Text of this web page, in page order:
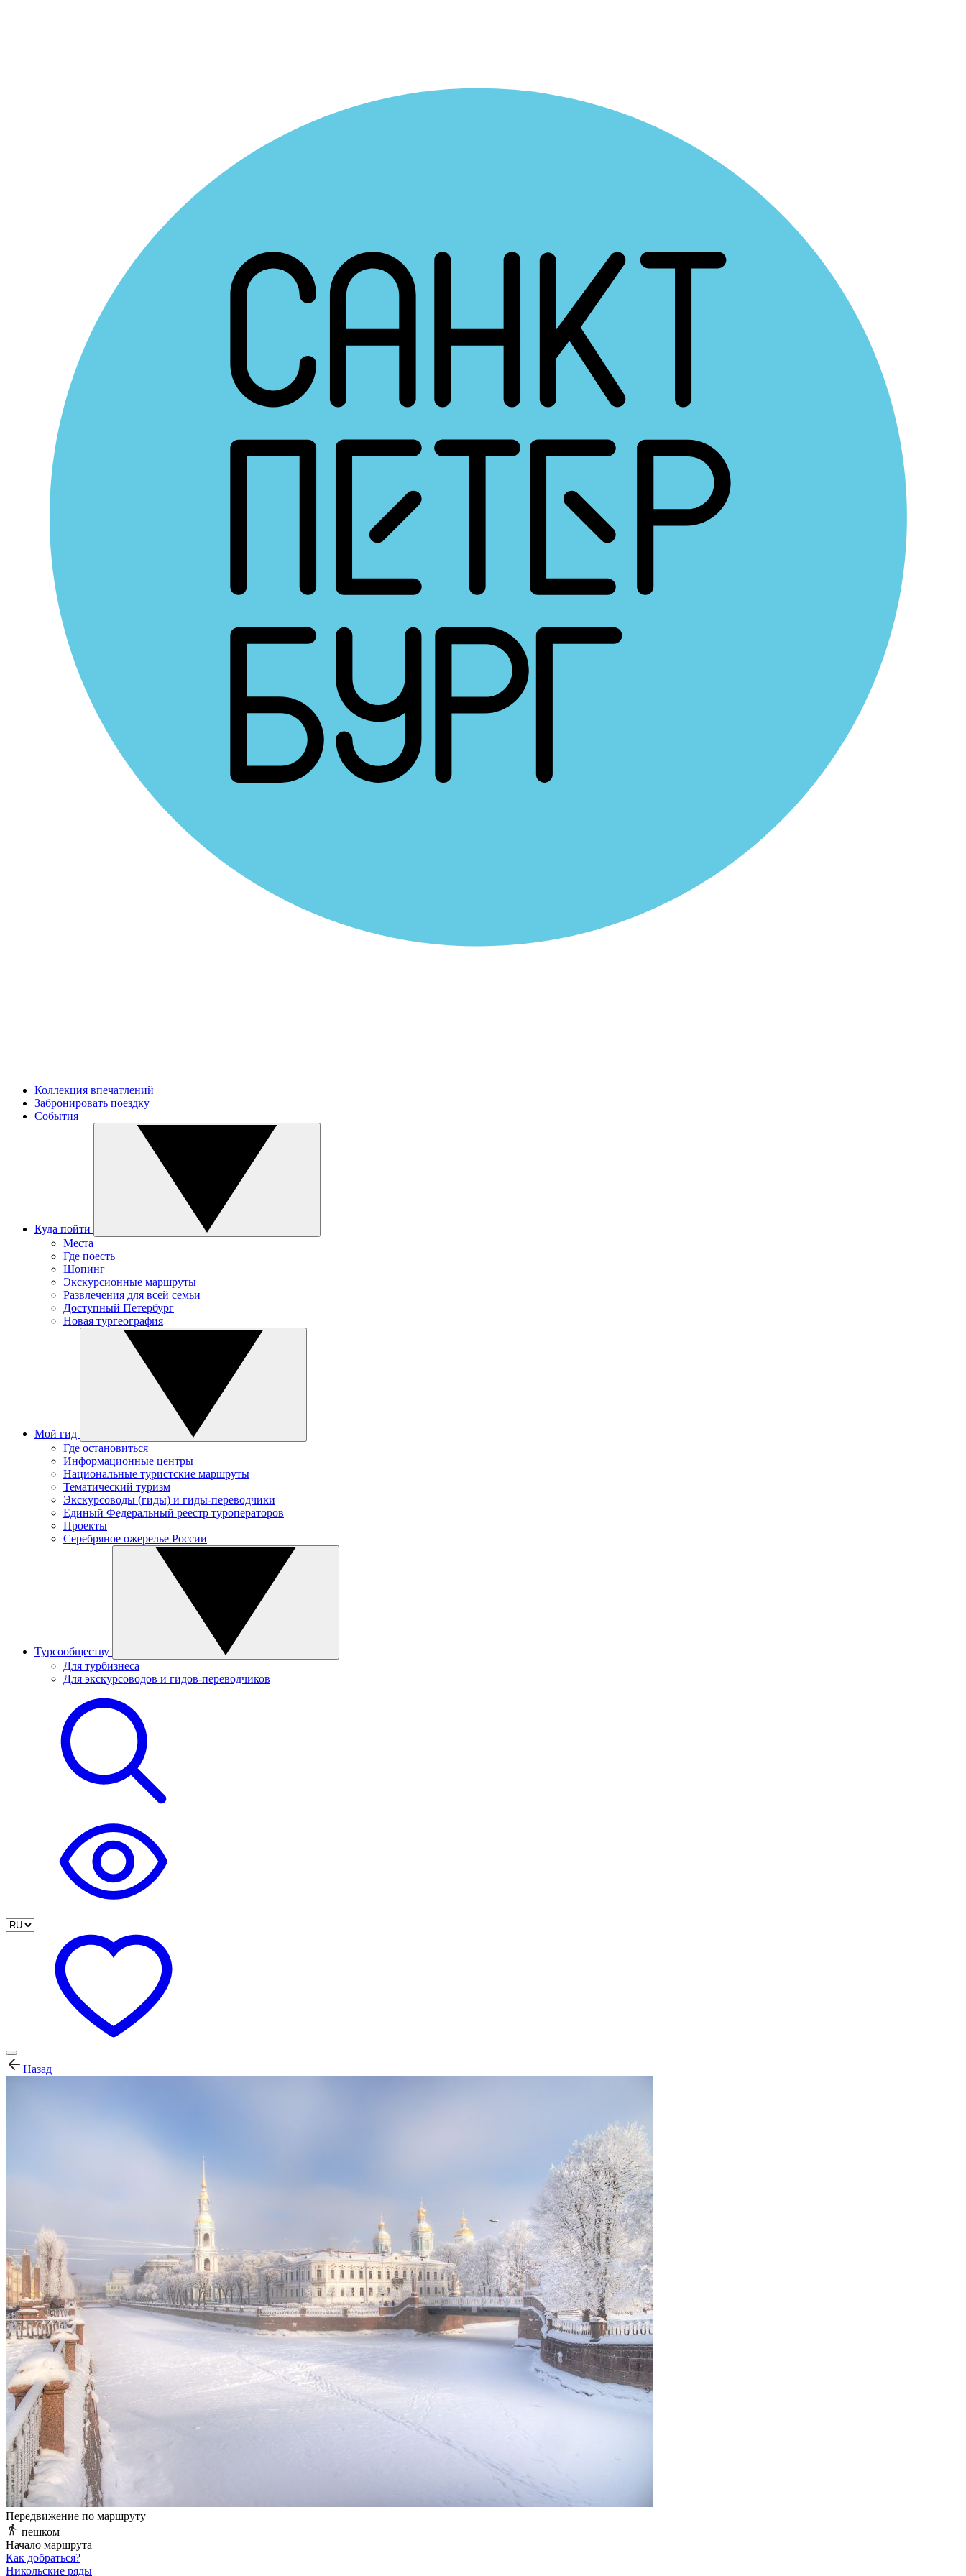
Коллекция впечатлений
Забронировать поездку
События
Куда пойти
Места
Где поесть
Шопинг
Экскурсионные маршруты
Развлечения для всей семьи
Доступный Петербург
Новая тургеография
Мой гид
Где остановиться
Информационные центры
Национальные туристские маршруты
Тематический туризм
Экскурсоводы (гиды) и гиды-переводчики
Единый Федеральный реестр туроператоров
Проекты
Серебряное ожерелье России
Турсообществу
Для турбизнеса
Для экскурсоводов и гидов-переводчиков
Назад
Передвижение по маршруту
пешком
Начало маршрута
Как добраться?
Никольские ряды